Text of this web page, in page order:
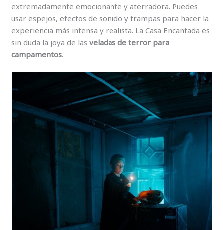
extremadamente emocionante y aterradora. Puedes
usar espejos, efectos de sonido y trampas para hacer la
experiencia más intensa y realista. La Casa Encantada es
sin duda la joya de lasveladas de terror para
campamentos.